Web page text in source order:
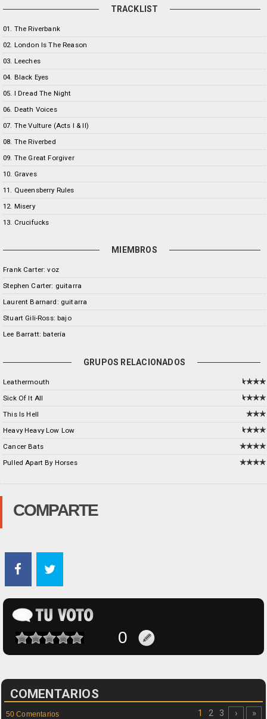
TRACKLIST
01. The Riverbank
02. London Is The Reason
03. Leeches
04. Black Eyes
05. I Dread The Night
06. Death Voices
07. The Vulture (Acts I & II)
08. The Riverbed
09. The Great Forgiver
10. Graves
11. Queensberry Rules
12. Misery
13. Crucifucks
MIEMBROS
Frank Carter: voz
Stephen Carter: guitarra
Laurent Barnard: guitarra
Stuart Gili-Ross: bajo
Lee Barratt: batería
GRUPOS RELACIONADOS
Leathermouth
Sick Of It All
This Is Hell
Heavy Heavy Low Low
Cancer Bats
Pulled Apart By Horses
COMPARTE
COMENTARIOS
50 Comentarios 1 2 3 › »